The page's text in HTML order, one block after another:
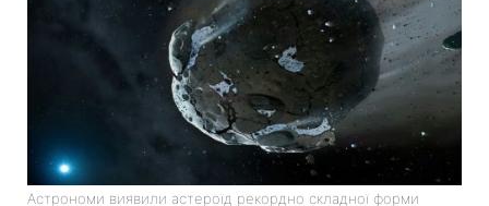
Астрономи виявили астероїд рекордно складної форми